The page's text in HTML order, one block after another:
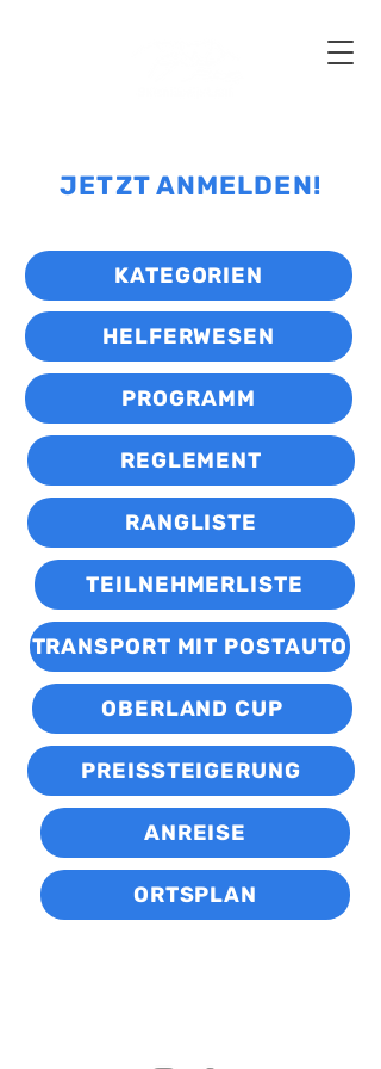
JETZT ANMELDEN!
KATEGORIEN
HELFERWESEN
PROGRAMM
REGLEMENT
RANGLISTE
TEILNEHMERLISTE
TRANSPORT MIT POSTAUTO
OBERLAND CUP
PREISSTEIGERUNG
ANREISE
ORTSPLAN